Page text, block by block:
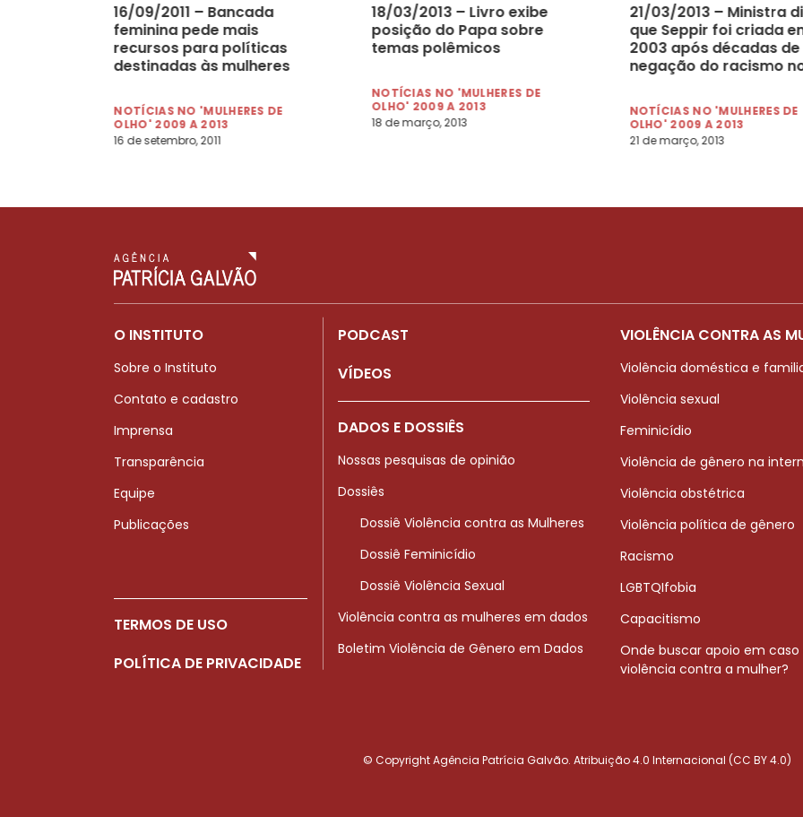
16/09/2011 – Bancada
feminina pede mais
recursos para políticas
destinadas às mulheres
NOTÍCIAS NO 'MULHERES DE
OLHO' 2009 A 2013
16 de setembro, 2011
18/03/2013 – Livro exibe
posição do Papa sobre
temas polêmicos
NOTÍCIAS NO 'MULHERES DE
OLHO' 2009 A 2013
18 de março, 2013
21/03/2013 – Ministra
que Seppir foi criada
2003 após décadas de
negação do racismo
NOTÍCIAS NO 'MULHERES DE
OLHO' 2009 A 2013
21 de março, 2013
O INSTITUTO
Sobre o Instituto
Contato e cadastro
Imprensa
Transparência
Equipe
Publicações
TERMOS DE USO
POLÍTICA DE PRIVACIDADE
PODCAST
VÍDEOS
DADOS E DOSSIÊS
Nossas pesquisas de opinião
Dossiês
Dossiê Violência contra as Mulheres
Dossiê Feminicídio
Dossiê Violência Sexual
Violência contra as mulheres em dados
Boletim Violência de Gênero em Dados
VIOLÊNCIA CONTRA AS
Violência doméstica e
Violência sexual
Feminicídio
Violência de gênero na
Violência obstétrica
Violência política de gênero
Racismo
LGBTQIfobia
Capacitismo
Onde buscar apoio em caso
violência contra a mulher?
© Copyright Agência Patrícia Galvão. Atribuição 4.0 Internacional (CC BY 4.0)